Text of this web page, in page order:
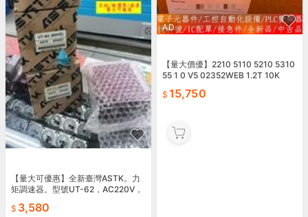
【量大可優惠】全新臺灣ASTK。力
矩調速器。型號UT-62，AC220V，
3,580
AD
【量大價優】2210 5110 5210 5310
55 1 0 V5 02352WEB 1.2T 10K
15,750